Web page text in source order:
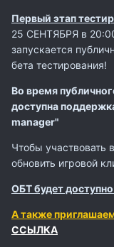
Первый этап
25 СЕНТЯБРЯ в
запускается
бета тестирования!
Во время
доступна
manager"
Чтобы участвовать
обновить игровой
ОБТ будет
А также
ССЫЛКА